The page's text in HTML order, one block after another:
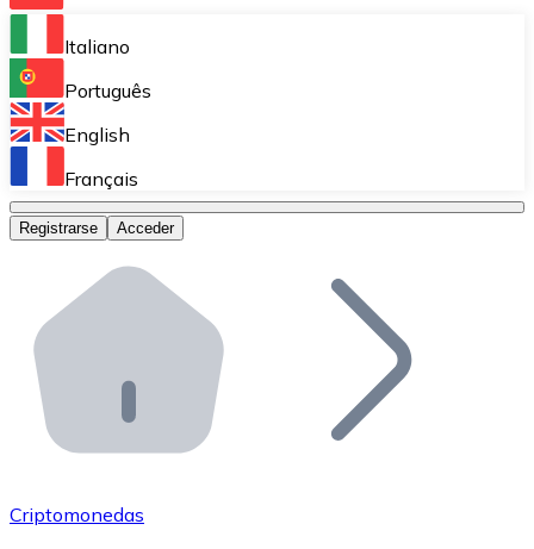
Bitnovo Ramp
Integra nuestra solución en tu plataforma.
Bitnovo Giftcards
Bitnovo OTC
Bitnovo ATM
Integra un ATM Bitnovo en tu negocio y permite que
Bitnovo API
Integra nuestra API en tu ecosistema.
Únete a nuestra red de distribuidores.
Italiano
Português
English
Français
Registrarse Acceder
Criptomonedas